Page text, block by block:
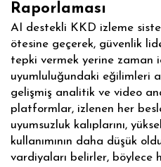
Raporlaması
AI destekli KKD izleme
ötesine geçerek, güvenlik
tepki vermek yerine zaman
uyumluluğundaki eğilimleri
gelişmiş analitik ve video
platformlar, izlenen her
uyumsuzluk kalıplarını,
kullanımının daha düşük
vardiyaları belirler, böylece